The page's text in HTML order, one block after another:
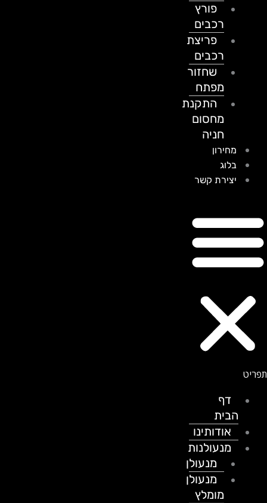
פורץ
רכבים
פריצת
רכבים
שחזור
מפתח
התקנת
מחסום
חניה
מחירון
בלוג
יצירת קשר
דף
הבית
אודותינו
מנעולנות
מנעולן
מנעולן
מומלץ